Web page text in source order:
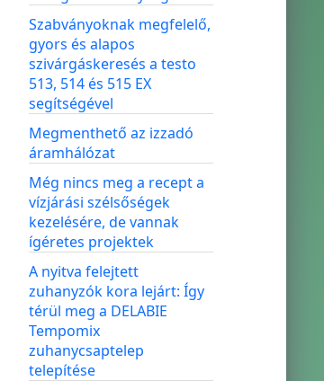
Szabványoknak megfelelő,
gyors és alapos
szivárgáskeresés a testo
513, 514 és 515 EX
segítségével
Megmenthető az izzadó
áramhálózat
Még nincs meg a recept a
vízjárási szélsőségek
kezelésére, de vannak
ígéretes projektek
A nyitva felejtett
zuhanyzók kora lejárt: Így
térül meg a DELABIE
Tempomix
zuhanycsaptelep
telepítése